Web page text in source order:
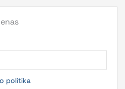
politika